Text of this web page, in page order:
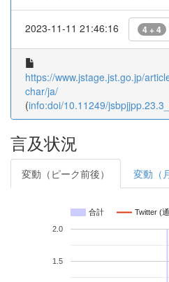
2023-11-11 21:46:16 4 + 4
https://www.jstage.jst.go.jp/
char/ja/
(info:doi/10.11249/
言及状況
変動（ピーク前後） 変動（
合計 Twitter (
1.5
2.0